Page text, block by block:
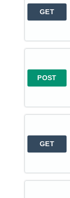
GET
POST
GET